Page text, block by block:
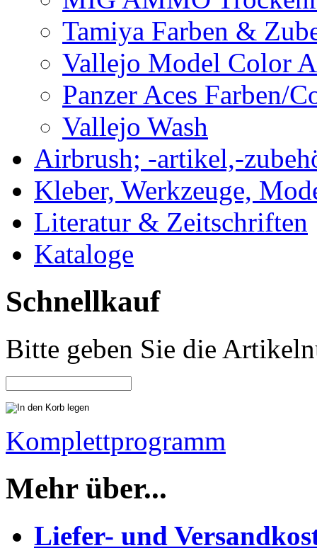
Tamiya Farben &
Vallejo Model Color
Panzer Aces
Vallejo Wash
Airbrush; -artikel,-
Kleber, Werkzeuge,
Literatur & Zeitschriften
Kataloge
Schnellkauf
Bitte geben Sie die
Komplettprogramm
Mehr über...
Liefer- und